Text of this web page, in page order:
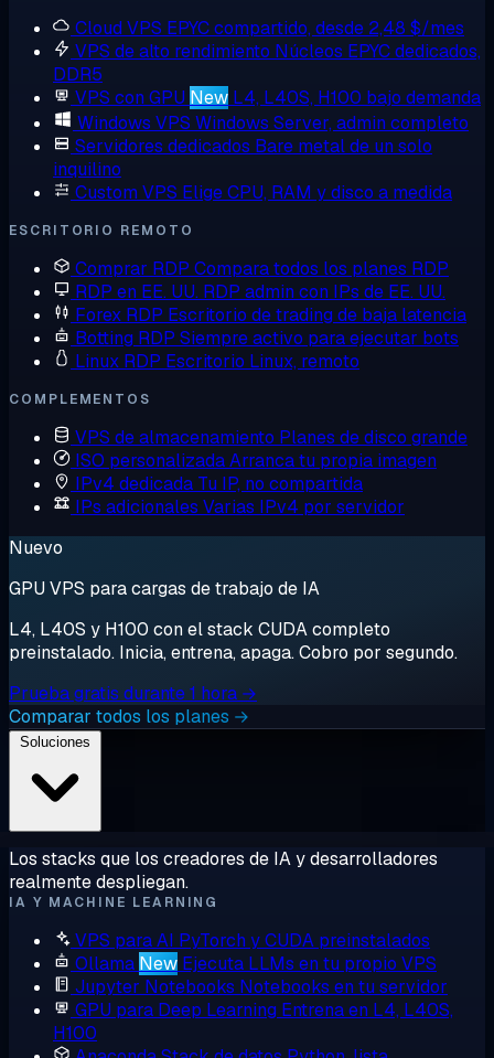
Cloud VPS EPYC compartido, desde 2,48 $/mes
VPS de alto rendimiento Núcleos EPYC dedicados,
DDR5
VPS con GPU New L4, L40S, H100 bajo demanda
Windows VPS Windows Server, admin completo
Servidores dedicados Bare metal de un solo
inquilino
Custom VPS Elige CPU, RAM y disco a medida
ESCRITORIO REMOTO
Comprar RDP Compara todos los planes RDP
RDP en EE. UU. RDP admin con IPs de EE. UU.
Forex RDP Escritorio de trading de baja latencia
Botting RDP Siempre activo para ejecutar bots
Linux RDP Escritorio Linux, remoto
COMPLEMENTOS
VPS de almacenamiento Planes de disco grande
ISO personalizadaArranca tu propia imagen
IPv4 dedicada Tu IP, no compartida
IPs adicionales Varias IPv4 por servidor
Nuevo
GPU VPS para cargas de trabajo de IA
L4, L40S y H100 con el stack CUDA completo
preinstalado. Inicia, entrena, apaga. Cobro por segundo.
Prueba gratis durante 1 hora →
Comparar todos los planes →
Los stacks que los creadores de IA y desarrolladores
realmente despliegan.
IA Y MACHINE LEARNING
VPS para AI PyTorch y CUDA preinstalados
Ollama New Ejecuta LLMs en tu propio VPS
Jupyter Notebooks Notebooks en tu servidor
GPU para Deep Learning Entrena en L4, L40S,
H100